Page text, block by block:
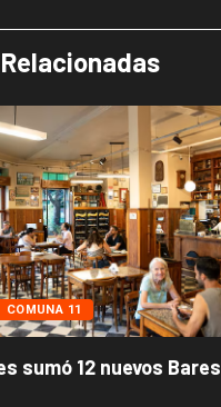
COMUNA 11
sumó 12 nuevos Bares